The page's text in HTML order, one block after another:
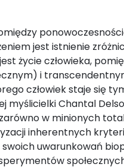
jest istnienie
życie człowieka,
i
człowiek staje się
myślicielki Chantal
w minionych
inherentnych
uwarunkowań